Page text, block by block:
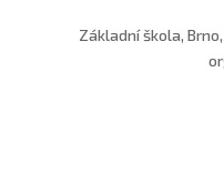
Základní škola,